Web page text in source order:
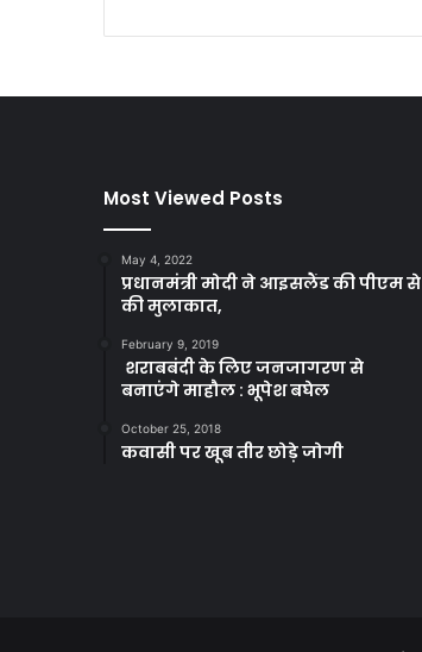
Most Viewed Posts
May 4, 2022
प्रधानमंत्री मोदी ने आइसलैंड की पीएम से
की मुलाकात,
February 9, 2019
शराबबंदी के लिए जनजागरण से
बनाएंगे माहौल : भूपेश बघेल
October 25, 2018
कवासी पर खूब तीर छोड़े जोगी